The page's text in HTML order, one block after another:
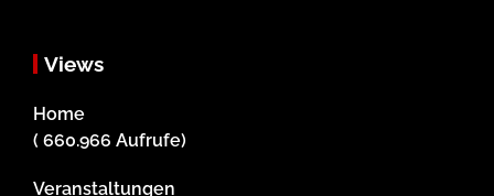
Views
Home
( 660.966 Aufrufe)
Veranstaltungen